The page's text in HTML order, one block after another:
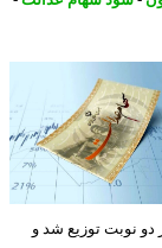
داد. - به گزارش سال 1403 در دو نوبت توزیع شد و